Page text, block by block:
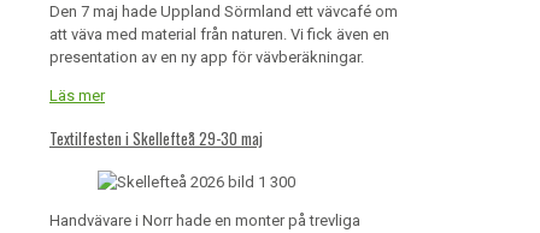
Den 7 maj hade Uppland Sörmland ett vävcafé om
att väva med material från naturen. Vi fick även en
presentation av en ny app för vävberäkningar.
Läs mer
Textilfesten i Skellefteå 29-30 maj
Handvävare i Norr hade en monter på trevliga